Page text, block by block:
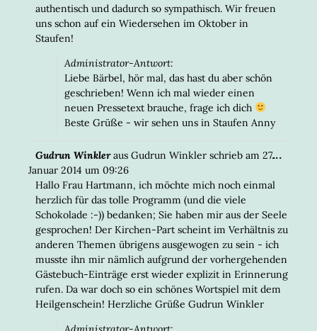
authentisch und dadurch so sympathisch. Wir freuen
uns schon auf ein Wiedersehen im Oktober in
Staufen!
Administrator-Antwort:
Liebe Bärbel, hör mal, das hast du aber schön
geschrieben! Wenn ich mal wieder einen
neuen Pressetext brauche, frage ich dich
Beste Grüße - wir sehen uns in Staufen Anny
Gudrun Winkleraus Gudrun Winkler schrieb am 27.
Januar 2014 um 09:26
Hallo Frau Hartmann, ich möchte mich noch einmal
herzlich für das tolle Programm (und die viele
Schokolade :-)) bedanken; Sie haben mir aus der Seele
gesprochen! Der Kirchen-Part scheint im Verhältnis zu
anderen Themen übrigens ausgewogen zu sein - ich
musste ihn mir nämlich aufgrund der vorhergehenden
Gästebuch-Einträge erst wieder explizit in Erinnerung
rufen. Da war doch so ein schönes Wortspiel mit dem
Heilgenschein! Herzliche Grüße Gudrun Winkler
...DIESE